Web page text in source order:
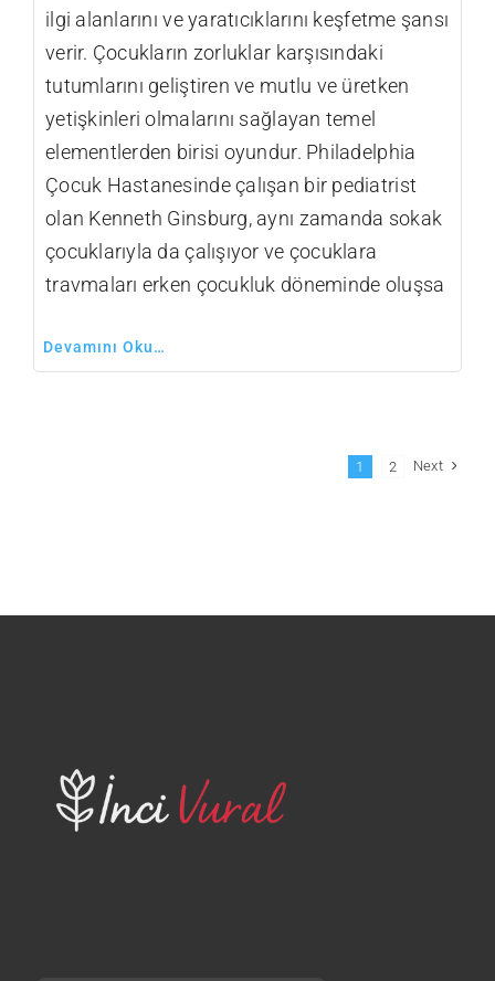
ilgi alanlarını ve yaratıcıklarını keşfetme şansı
verir. Çocukların zorluklar karşısındaki
tutumlarını geliştiren ve mutlu ve üretken
yetişkinleri olmalarını sağlayan temel
elementlerden birisi oyundur. Philadelphia
Çocuk Hastanesinde çalışan bir pediatrist
olan Kenneth Ginsburg, aynı zamanda sokak
çocuklarıyla da çalışıyor ve çocuklara
travmaları erken çocukluk döneminde oluşsa
Devamını Oku…
1 2 Next